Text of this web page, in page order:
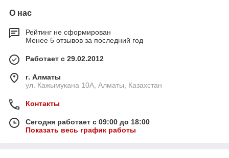
О нас
Рейтинг не сформирован
Менее 5 отзывов за последний год
Работает с 29.02.2012
г. Алматы
ул. Кажымукана 10А, Алматы, Казахстан
Контакты
Сегодня работает с 09:00 до 18:00
Показать весь график работы